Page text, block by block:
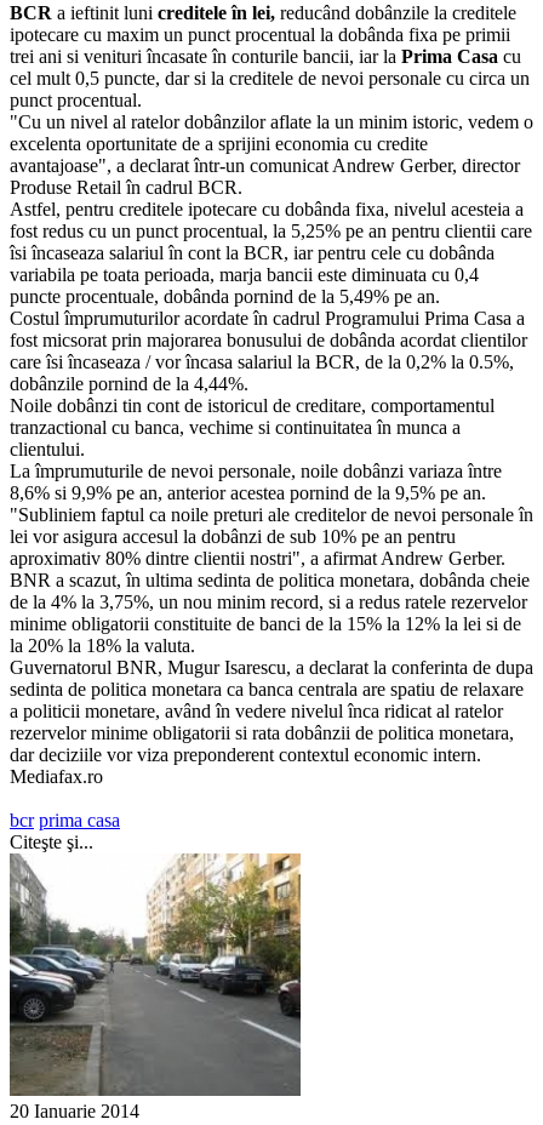
BCR a ieftinit luni creditele în lei, reducând dobânzile la creditele
ipotecare cu maxim un punct procentual la dobânda fixa pe primii
trei ani si venituri încasate în conturile bancii, iar la Prima Casa cu
cel mult 0,5 puncte, dar si la creditele de nevoi personale cu circa un
punct procentual.
"Cu un nivel al ratelor dobânzilor aflate la un minim istoric, vedem o
excelenta oportunitate de a sprijini economia cu credite
avantajoase", a declarat într-un comunicat Andrew Gerber, director
Produse Retail în cadrul BCR.
Astfel, pentru creditele ipotecare cu dobânda fixa, nivelul acesteia a
fost redus cu un punct procentual, la 5,25% pe an pentru clientii care
îsi încaseaza salariul în cont la BCR, iar pentru cele cu dobânda
variabila pe toata perioada, marja bancii este diminuata cu 0,4
puncte procentuale, dobânda pornind de la 5,49% pe an.
Costul împrumuturilor acordate în cadrul Programului Prima Casa a
fost micsorat prin majorarea bonusului de dobânda acordat clientilor
care îsi încaseaza / vor încasa salariul la BCR, de la 0,2% la 0.5%,
dobânzile pornind de la 4,44%.
Noile dobânzi tin cont de istoricul de creditare, comportamentul
tranzactional cu banca, vechime si continuitatea în munca a
clientului.
La împrumuturile de nevoi personale, noile dobânzi variaza între
8,6% si 9,9% pe an, anterior acestea pornind de la 9,5% pe an.
"Subliniem faptul ca noile preturi ale creditelor de nevoi personale în
lei vor asigura accesul la dobânzi de sub 10% pe an pentru
aproximativ 80% dintre clientii nostri", a afirmat Andrew Gerber.
BNR a scazut, în ultima sedinta de politica monetara, dobânda cheie
de la 4% la 3,75%, un nou minim record, si a redus ratele rezervelor
minime obligatorii constituite de banci de la 15% la 12% la lei si de
la 20% la 18% la valuta.
Guvernatorul BNR, Mugur Isarescu, a declarat la conferinta de dupa
sedinta de politica monetara ca banca centrala are spatiu de relaxare
a politicii monetare, având în vedere nivelul înca ridicat al ratelor
rezervelor minime obligatorii si rata dobânzii de politica monetara,
dar deciziile vor viza preponderent contextul economic intern.
Mediafax.ro
bcr prima casa
Citeşte şi...
20 Ianuarie 2014